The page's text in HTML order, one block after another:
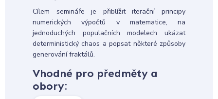
Cílem semináře je přiblížit iterační principy
numerických výpočtů v matematice, na
jednoduchých populačních modelech ukázat
deterministický chaos a popsat některé způsoby
generování fraktálů.
Vhodné pro předměty a
obory: